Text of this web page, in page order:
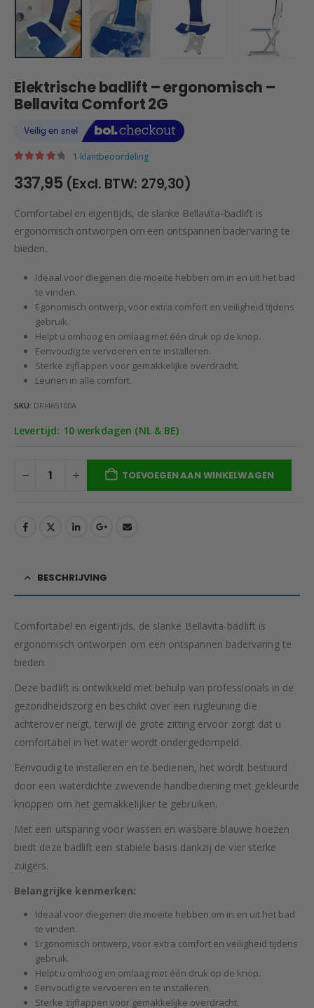
Elektrische badlift – ergonomisch –
Bellavita Comfort 2G
1 klantbeoordeling
337,95 (Excl. BTW: 279,30)
Comfortabel en eigentijds, de slanke Bellavita-badlift is
ergonomisch ontworpen om een ontspannen badervaring te
bieden.
Ideaal voor diegenen die moeite hebben om in en uit het bad
te vinden.
Egonomisch ontwerp, voor extra comfort en veiligheid tijdens
gebruik.
Helpt u omhoog en omlaag met één druk op de knop.
Eenvoudig te vervoeren en te installeren.
Sterke zijflappen voor gemakkelijke overdracht.
Leunen in alle comfort.
SKU: DRI465100A
Levertijd: 10 werkdagen (NL & BE)
TOEVOEGEN AAN WINKELWAGEN
BESCHRIJVING
Comfortabel en eigentijds, de slanke Bellavita-badlift is
ergonomisch ontworpen om een ontspannen badervaring te
bieden.
Deze badlift is ontwikkeld met behulp van professionals in de
gezondheidszorg en beschikt over een rugleuning die
achterover neigt, terwijl de grote zitting ervoor zorgt dat u
comfortabel in het water wordt ondergedompeld.
Eenvoudig te installeren en te bedienen, het wordt bestuurd
door een waterdichte zwevende handbediening met gekleurde
knoppen om het gemakkelijker te gebruiken.
Met een uitsparing voor wassen en wasbare blauwe hoezen
biedt deze badlift een stabiele basis dankzij de vier sterke
zuigers.
Belangrijke kenmerken:
Ideaal voor diegenen die moeite hebben om in en uit het bad
te vinden.
Ergonomisch ontwerp, voor extra comfort en veiligheid tijdens
gebruik.
Helpt u omhoog en omlaag met één druk op de knop.
Eenvoudig te vervoeren en te installeren.
Sterke zijflappen voor gemakkelijke overdracht.